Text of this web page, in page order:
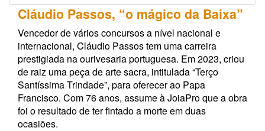
Cláudio Passos, “o mágico da Baixa”
Vencedor de vários concursos a nível nacional e
internacional, Cláudio Passos tem uma carreira
prestigiada na ourivesaria portuguesa. Em 2023, criou
de raiz uma peça de arte sacra, intitulada “Terço
Santíssima Trindade”, para oferecer ao Papa
Francisco. Com 76 anos, assume à JoiaPro que a obra
foi o resultado de ter fintado a morte em duas
ocasiões.